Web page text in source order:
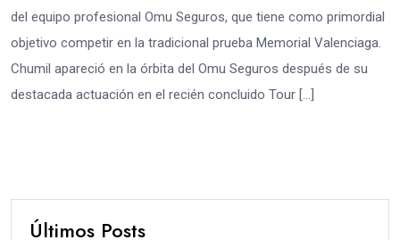
del equipo profesional Omu Seguros, que tiene como primordial
objetivo competir en la tradicional prueba Memorial Valenciaga.
Chumil apareció en la órbita del Omu Seguros después de su
destacada actuación en el recién concluido Tour […]
Últimos Posts